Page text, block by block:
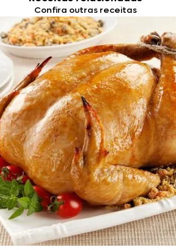
Confira outras receitas